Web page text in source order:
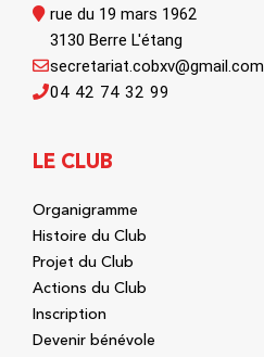
rue du 19 mars 1962
3130 Berre L'étang
04 42 74 32 99
secretariat.cobxv@gmail.com
LE CLUB
Organigramme
Histoire du Club
Projet du Club
Actions du Club
Inscription
Devenir bénévole